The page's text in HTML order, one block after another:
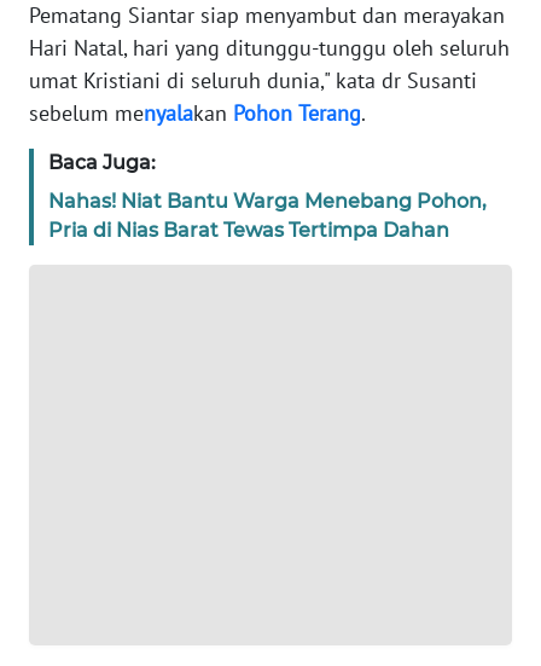
Pematang Siantar siap menyambut dan merayakan
Hari Natal, hari yang ditunggu-tunggu oleh seluruh
umat Kristiani di seluruh dunia," kata dr Susanti
sebelum menyalakan Pohon Terang.
Baca Juga:
Nahas! Niat Bantu Warga Menebang Pohon,
Pria di Nias Barat Tewas Tertimpa Dahan
JAKARTA
WN
JABAR
BANTEN
WN
WN